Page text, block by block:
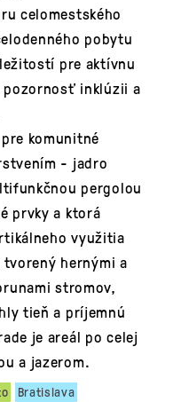
celomestského
pobytu
pre aktívnu
pozornosť inklúzii a
komunitné
- jadro
pergolou
prvky a ktorá
využitia
hernými a
stromov,
tieň a príjemnú
je areál po celej
a jazerom.
Bratislava